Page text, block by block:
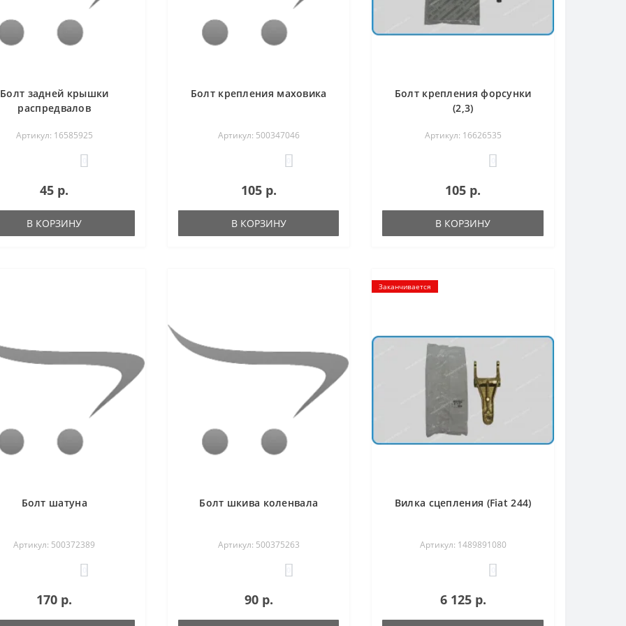
Болт задней крышки
распредвалов
Артикул: 16585925
45 р.
В КОРЗИНУ
Болт крепления маховика
Артикул: 500347046
105 р.
В КОРЗИНУ
Болт крепления форсунки
(2,3)
Артикул: 16626535
105 р.
В КОРЗИНУ
Болт шатуна
Артикул: 500372389
170 р.
Болт шкива коленвала
Артикул: 500375263
90 р.
Заканчивается
Вилка сцепления (Fiat 244)
Артикул: 1489891080
6 125 р.